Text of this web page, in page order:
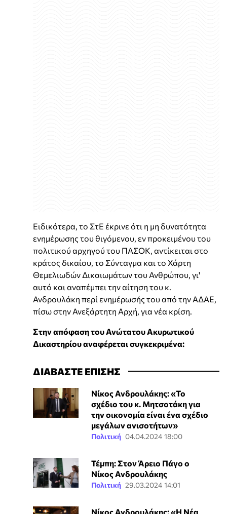
Ειδικότερα, το ΣτΕ έκρινε ότι η μη δυνατότητα
ενημέρωσης του θιγόμενου, εν προκειμένου του
πολιτικού αρχηγού του ΠΑΣΟΚ, αντίκειται στο
κράτος δικαίου, το Σύνταγμα και το Χάρτη
Θεμελιωδών Δικαιωμάτων του Ανθρώπου, γι'
αυτό και αναπέμπει την αίτηση του κ.
Ανδρουλάκη περί ενημέρωσής του από την ΑΔΑΕ,
πίσω στην Ανεξάρτητη Αρχή, για νέα κρίση.
Στην απόφαση του Ανώτατου Ακυρωτικού
Δικαστηρίου αναφέρεται συγκεκριμένα:
ΔΙΑΒΑΣΤΕ ΕΠΙΣΗΣ
Νίκος Ανδρουλάκης: «Το
σχέδιο του κ. Μητσοτάκη για
την οικονομία είναι ένα σχέδιο
μεγάλων ανισοτήτων»
Πολιτική 04.04.2024 18:00
Τέμπη: Στον Άρειο Πάγο ο
Νίκος Ανδρουλάκης
Πολιτική 29.03.2024 14:01
Νίκος Ανδρουλάκης: «Η Νέα